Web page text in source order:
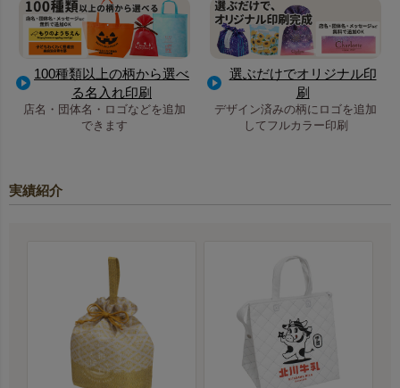
100種類以上の柄から選べ
る名入れ印刷
店名・団体名・ロゴなどを追加
できます
選ぶだけでオリジナル印
刷
デザイン済みの柄にロゴを追加
してフルカラー印刷
実績紹介